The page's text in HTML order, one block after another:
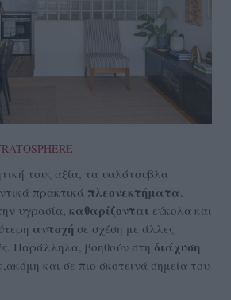
τους αξία, τα υαλότουβλα
πρακτικά πλεονεκτήματα.
υγρασία, καθαρίζονται εύκολα και
αντοχή σε σχέση με άλλες
Παράλληλα, βοηθούν στη διάχυση
,ακόμη και σε πιο σκοτεινά σημεία του